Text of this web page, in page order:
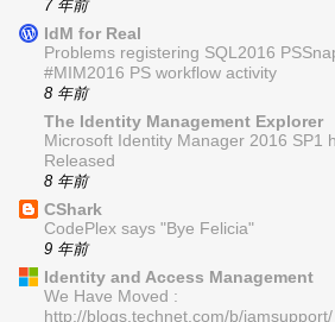
7 年前
IdM for Real
Problems registering SQL2016
#MIM2016 PS workflow activity
8 年前
The Identity Management Explorer
Microsoft Identity Manager 2016 SP1
Released
8 年前
CShark
CodePlex says "Bye Felicia"
9 年前
Identity and Access Management
We Have Moved :
http://blogs.technet.com/b/iamsupport/